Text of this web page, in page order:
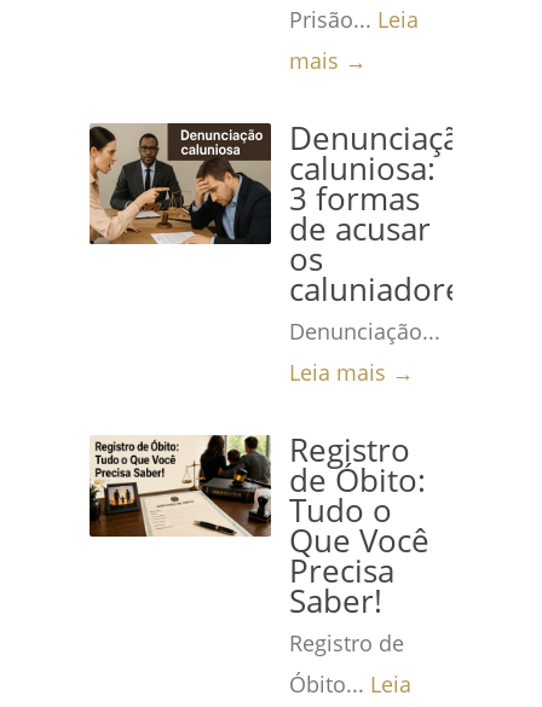
Prisão... Leia
mais →
Denunciação
caluniosa:
3 formas
de acusar
os
caluniadores
Denunciação...
Leia mais →
Registro
de Óbito:
Tudo o
Que Você
Precisa
Saber!
Registro de
Óbito... Leia